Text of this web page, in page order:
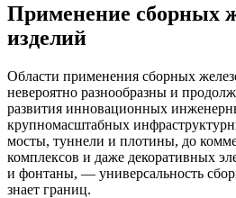
Применение сборных
изделий
Области применения сборных
невероятно разнообразны и
развития инновационных
крупномасштабных
мосты, туннели и плотины, до
комплексов и даже декоративных
и фонтаны, — универсальность
знает границ.